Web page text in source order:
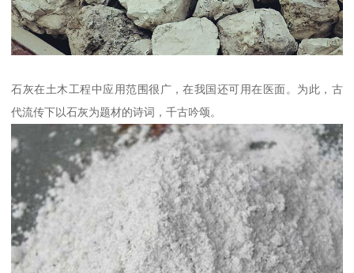
石灰在土木工程中应用范围很广，在我国还可用在医面。为此，古
代流传下以石灰为题材的诗词，千古吟颂。